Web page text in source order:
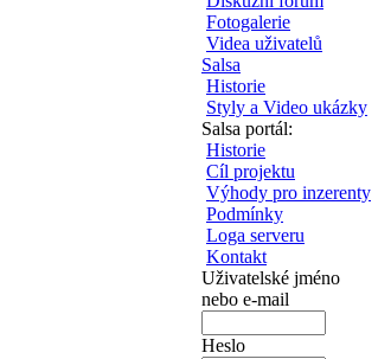
Fotogalerie
Videa uživatelů
Salsa
Historie
Styly a Video ukázky
Salsa portál:
Historie
Cíl projektu
Výhody pro inzerenty
Podmínky
Loga serveru
Kontakt
Uživatelské jméno
nebo e-mail
Heslo